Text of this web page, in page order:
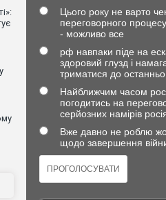
Цього року не варто
переговорного
- можливо все
рф навпаки піде на
здоровий глузд і
триматися до
Найближчим часом
погодитись на
серйозних намірів
Вже давно не роблю
щодо завершення